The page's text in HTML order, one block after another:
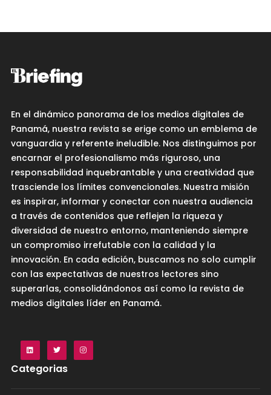
En el dinámico panorama de los medios digitales de
Panamá, nuestra revista se erige como un emblema de
vanguardia y referente ineludible. Nos distinguimos por
encarnar el profesionalismo más riguroso, una
responsabilidad inquebrantable y una creatividad que
trasciende los límites convencionales. Nuestra misión
es inspirar, informar y conectar con nuestra audiencia
a través de contenidos que reflejen la riqueza y
diversidad de nuestro entorno, manteniendo siempre
un compromiso irrefutable con la calidad y la
innovación. En cada edición, buscamos no solo cumplir
con las expectativas de nuestros lectores sino
superarlas, consolidándonos así como la revista de
medios digitales líder en Panamá.
Categorias